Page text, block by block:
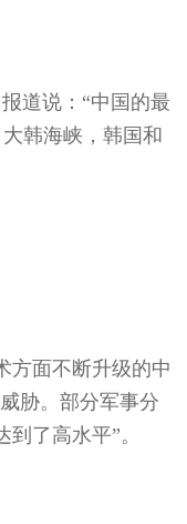
报道说：“中国的最
韩海峡，韩国和
方面不断升级的中
胁。部分军事分
了高水平”。